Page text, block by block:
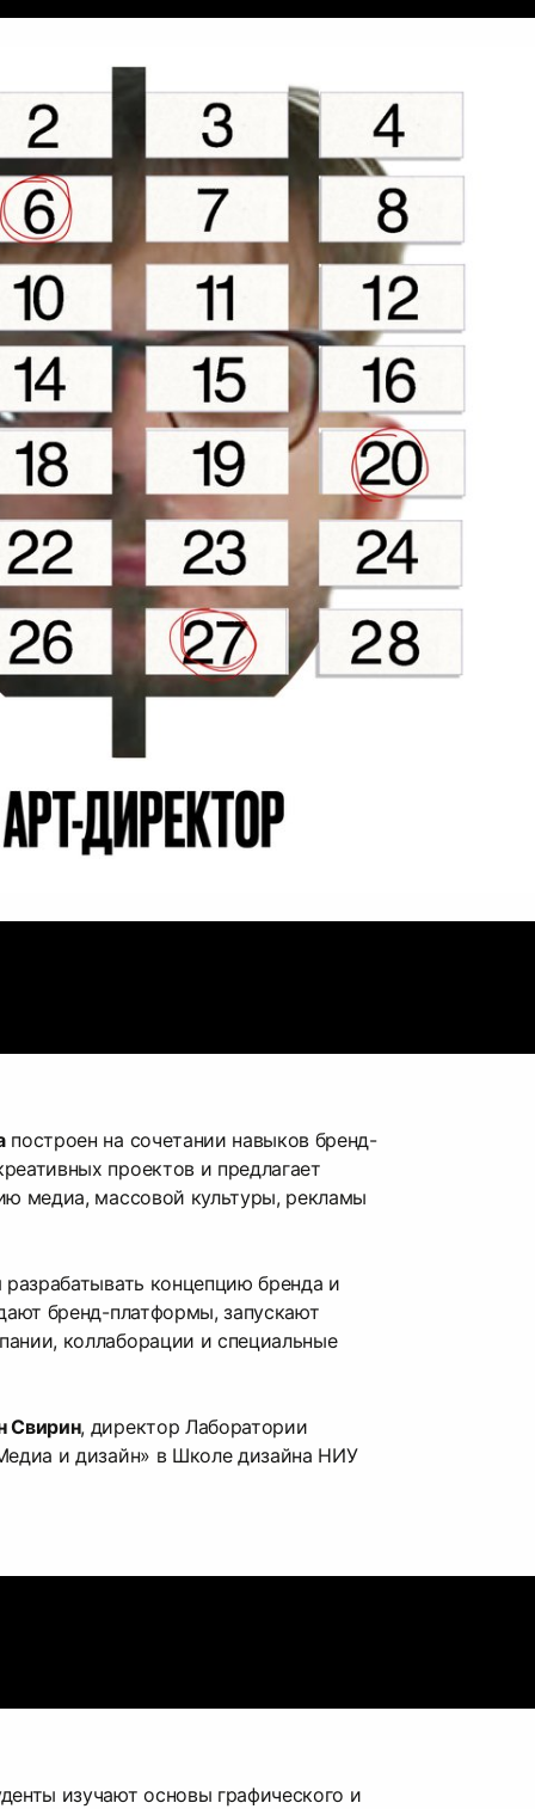
построен на сочетании навыков бренд-
проектов и предлагает
медиа, массовой культуры, рекламы
разрабатывать концепцию бренда и
бренд-платформы, запускают
коллаборации и специальные
Свирин, директор Лаборатории
и дизайн» в Школе дизайна НИУ
изучают основы графического и